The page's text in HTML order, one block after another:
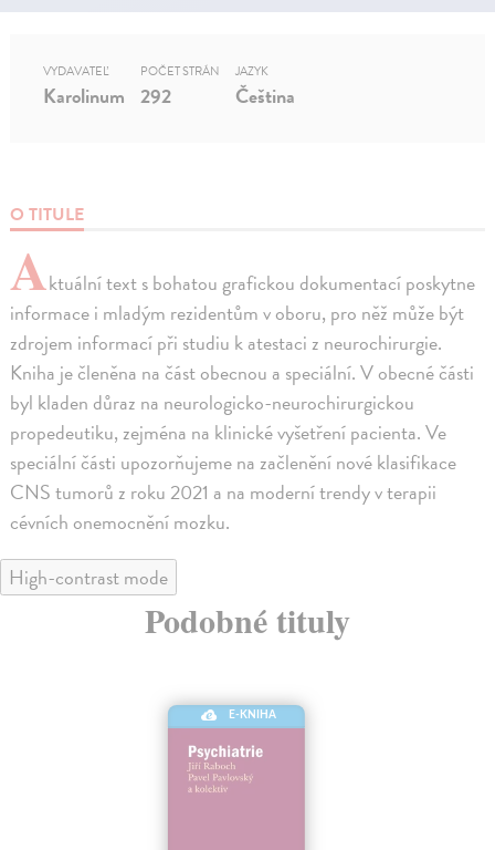
O TITULE
Aktuální text s bohatou grafickou dokumentací poskytne
informace i mladým rezidentům v oboru, pro něž může být
zdrojem informací při studiu k atestaci z neurochirurgie.
Kniha je členěna na část obecnou a speciální. V obecné části
byl kladen důraz na neurologicko-neurochirurgickou
propedeutiku, zejména na klinické vyšetření pacienta. Ve
speciální části upozorňujeme na začlenění nové klasifikace
CNS tumorů z roku 2021 a na moderní trendy v terapii
cévních onemocnění mozku.
VYDAVATEĽ
Karolinum
POČET STRÁN
292
JAZYK
Čeština
High-contrast mode
Podobné tituly
E-KNIHA